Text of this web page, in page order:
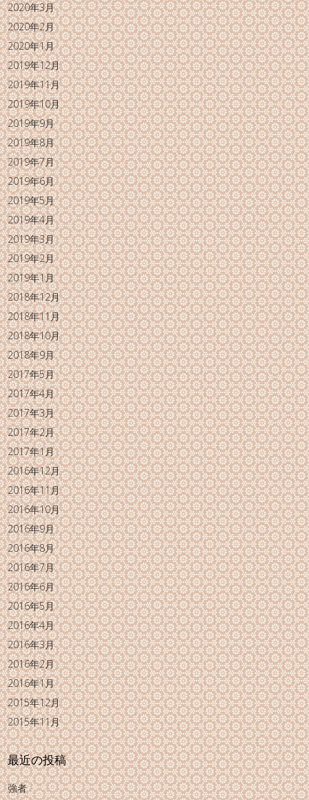
2020年3月
2020年2月
2020年1月
2019年12月
2019年11月
2019年10月
2019年9月
2019年8月
2019年7月
2019年6月
2019年5月
2019年4月
2019年3月
2019年2月
2019年1月
2018年12月
2018年11月
2018年10月
2018年9月
2017年5月
2017年4月
2017年3月
2017年2月
2017年1月
2016年12月
2016年11月
2016年10月
2016年9月
2016年8月
2016年7月
2016年6月
2016年5月
2016年4月
2016年3月
2016年2月
2016年1月
2015年12月
2015年11月
最近の投稿
強者